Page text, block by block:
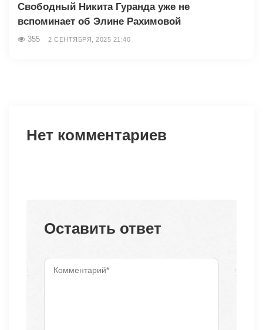
Свободный Никита Гуранда уже не
вспоминает об Элине Рахимовой
355 2 СЕНТЯБРЯ, 2025 21:40
Нет комментариев
Оставить ответ